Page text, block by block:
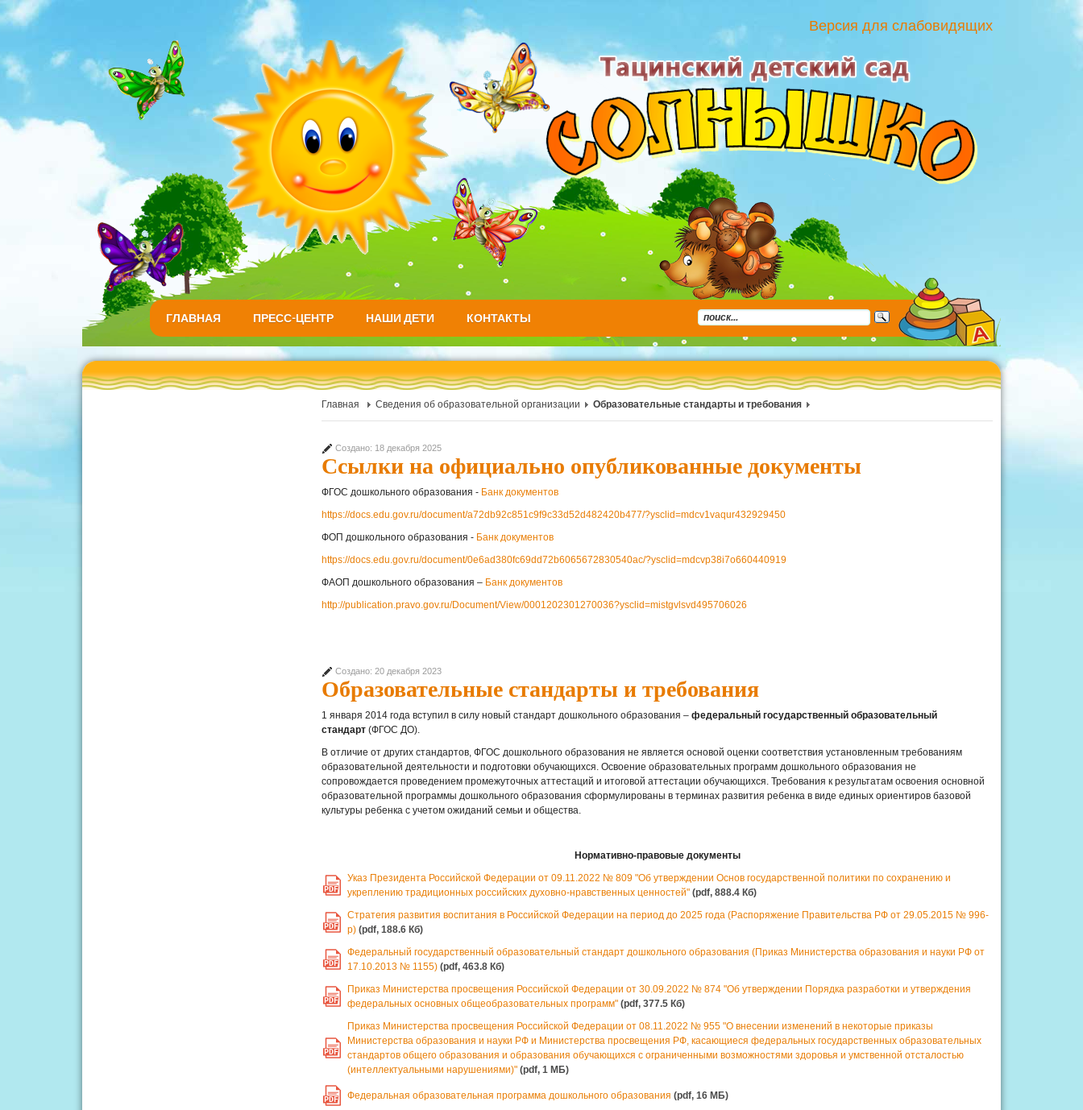
Версия для слабовидящих
ГЛАВНАЯ ПРЕСС-ЦЕНТР НАШИ ДЕТИ КОНТАКТЫ
Главная Сведения об образовательной организации Образовательные стандарты и требования
Создано: 18 декабря 2025
Ссылки на официально опубликованные документы
ФГОС дошкольного образования - Банк документов
https://docs.edu.gov.ru/document/a72db92c851c9f9c33d52d482420b477/?ysclid=mdcv1vaqur432929450
ФОП дошкольного образования - Банк документов
https://docs.edu.gov.ru/document/0e6ad380fc69dd72b6065672830540ac/?ysclid=mdcvp38i7o660440919
ФАОП дошкольного образования – Банк документов
http://publication.pravo.gov.ru/Document/View/0001202301270036?ysclid=mistgvlsvd495706026
Создано: 20 декабря 2023
Образовательные стандарты и требования
1 января 2014 года вступил в силу новый стандарт дошкольного образования –федеральный государственный образовательный
стандарт (ФГОС ДО).
В отличие от других стандартов, ФГОС дошкольного образования не является основой оценки соответствия установленным требованиям
образовательной деятельности и подготовки обучающихся. Освоение образовательных программ дошкольного образования не
сопровождается проведением промежуточных аттестаций и итоговой аттестации обучающихся. Требования к результатам освоения основной
образовательной программы дошкольного образования сформулированы в терминах развития ребенка в виде единых ориентиров базовой
культуры ребенка с учетом ожиданий семьи и общества.
Нормативно-правовые документы
PDF
Указ Президента Российской Федерации от 09.11.2022 № 809 "Об утверждении Основ государственной политики по сохранению и
укреплению традиционных российских духовно-нравственных ценностей"(pdf, 888.4 Кб)
PDF
Стратегия развития воспитания в Российской Федерации на период до 2025 года (Распоряжение Правительства РФ от 29.05.2015 № 996-
р)(pdf, 188.6 Кб)
PDF
Федеральный государственный образовательный стандарт дошкольного образования (Приказ Министерства образования и науки РФ от
17.10.2013 № 1155)(pdf, 463.8 Кб)
PDF
Приказ Министерства просвещения Российской Федерации от 30.09.2022 № 874 "Об утверждении Порядка разработки и утверждения
федеральных основных общеобразовательных программ"(pdf, 377.5 Кб)
PDF
Приказ Министерства просвещения Российской Федерации от 08.11.2022 № 955 "О внесении изменений в некоторые приказы
Министерства образования и науки РФ и Министерства просвещения РФ, касающиеся федеральных государственных образовательных
стандартов общего образования и образования обучающихся с ограниченными возможностями здоровья и умственной отсталостью
(интеллектуальными нарушениями)"(pdf, 1 MБ)
PDF Федеральная образовательная программа дошкольного образования(pdf, 16 MБ)